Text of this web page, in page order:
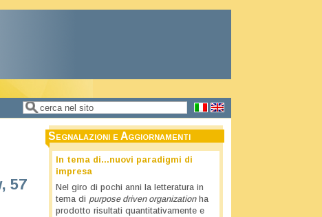
Form di ricerca
Cerca
57
Segnalazioni e Aggiornamenti
In tema di…nuovi paradigmi di
impresa
Nel giro di pochi anni la letteratura in
tema di purpose driven organizationha
prodotto risultati quantitativamente e